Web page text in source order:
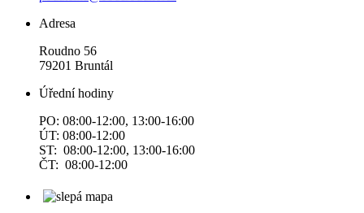
Adresa
Roudno 56
79201 Bruntál
Úřední hodiny
PO: 08:00-12:00, 13:00-16:00
ÚT: 08:00-12:00
ST: 08:00-12:00, 13:00-16:00
ČT: 08:00-12:00